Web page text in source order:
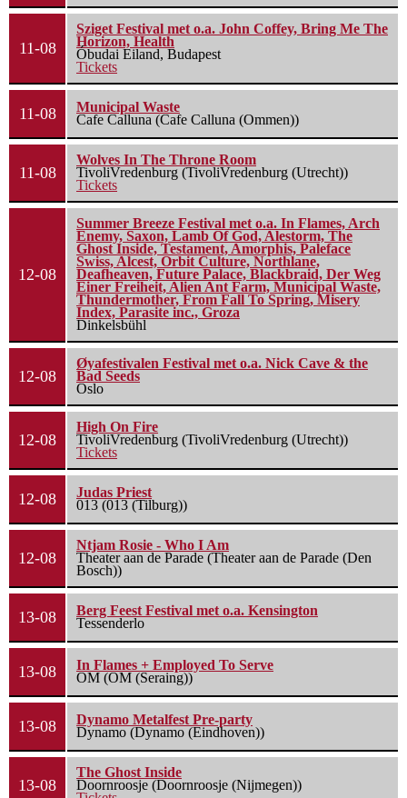
11-08
Sziget Festival met o.a. John Coffey, Bring Me The
Horizon, Health
Óbudai Eiland, Budapest
Tickets
11-08
Municipal Waste
Cafe Calluna (Cafe Calluna (Ommen))
11-08
Wolves In The Throne Room
TivoliVredenburg (TivoliVredenburg (Utrecht))
Tickets
12-08
Summer Breeze Festival met o.a. In Flames, Arch
Enemy, Saxon, Lamb Of God, Alestorm, The
Ghost Inside, Testament, Amorphis, Paleface
Swiss, Alcest, Orbit Culture, Northlane,
Deafheaven, Future Palace, Blackbraid, Der Weg
Einer Freiheit, Alien Ant Farm, Municipal Waste,
Thundermother, From Fall To Spring, Misery
Index, Parasite inc., Groza
Dinkelsbühl
12-08
Øyafestivalen Festival met o.a. Nick Cave & the
Bad Seeds
Oslo
12-08
High On Fire
TivoliVredenburg (TivoliVredenburg (Utrecht))
Tickets
12-08
Judas Priest
013 (013 (Tilburg))
12-08
Ntjam Rosie - Who I Am
Theater aan de Parade (Theater aan de Parade (Den
Bosch))
13-08
Berg Feest Festival met o.a. Kensington
Tessenderlo
13-08
In Flames + Employed To Serve
OM (OM (Seraing))
13-08
Dynamo Metalfest Pre-party
Dynamo (Dynamo (Eindhoven))
13-08
The Ghost Inside
Doornroosje (Doornroosje (Nijmegen))